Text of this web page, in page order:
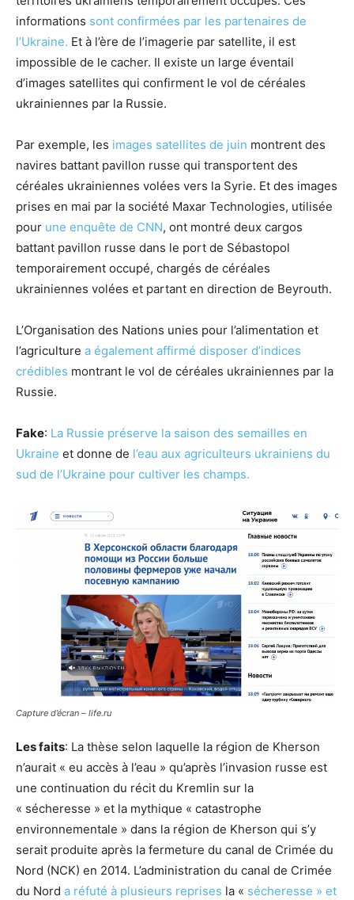
informations sont confirmées par les partenaires de
l’Ukraine. Et à l’ère de l’imagerie par satellite, il est
impossible de le cacher. Il existe un large éventail
d’images satellites qui confirment le vol de céréales
ukrainiennes par la Russie.
Par exemple, les images satellites de juin montrent des
navires battant pavillon russe qui transportent des
céréales ukrainiennes volées vers la Syrie. Et des images
prises en mai par la société Maxar Technologies, utilisée
pour une enquête de CNN, ont montré deux cargos
battant pavillon russe dans le port de Sébastopol
temporairement occupé, chargés de céréales
ukrainiennes volées et partant en direction de Beyrouth.
L’Organisation des Nations unies pour l’alimentation et
l’agriculture a également affirmé disposer d’indices
crédibles montrant le vol de céréales ukrainiennes par la
Russie.
Fake: La Russie préserve la saison des semailles en
Ukraine et donne de l’eau aux agriculteurs ukrainiens du
sud de l’Ukraine pour cultiver les champs.
Capture d’écran – life.ru
Les faits: La thèse selon laquelle la région de Kherson
n’aurait « eu accès à l’eau » qu’après l’invasion russe est
une continuation du récit du Kremlin sur la
« sécheresse » et la mythique « catastrophe
environnementale » dans la région de Kherson qui s’y
serait produite après la fermeture du canal de Crimée du
Nord (NCK) en 2014. L’administration du canal de Crimée
du Nord a réfuté à plusieurs reprises la « sécheresse » et